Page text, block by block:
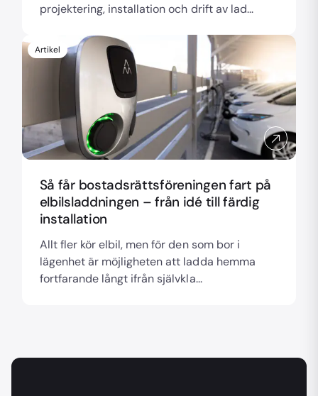
projektering, installation och drift av lad...
Artikel
Så får bostadsrättsföreningen fart på
elbilsladdningen – från idé till färdig
installation
Allt fler kör elbil, men för den som bor i
lägenhet är möjligheten att ladda hemma
fortfarande långt ifrån självkla...